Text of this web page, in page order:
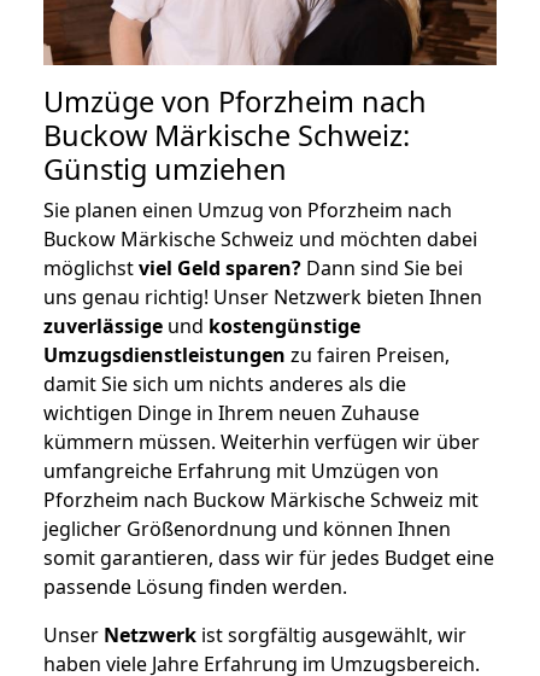
Umzüge von Pforzheim nach
Buckow Märkische Schweiz:
Günstig umziehen
Sie planen einen Umzug von Pforzheim nach
Buckow Märkische Schweiz und möchten dabei
möglichstviel Geld sparen? Dann sind Sie bei
uns genau richtig! Unser Netzwerk bieten Ihnen
zuverlässige und kostengünstige
Umzugsdienstleistungen zu fairen Preisen,
damit Sie sich um nichts anderes als die
wichtigen Dinge in Ihrem neuen Zuhause
kümmern müssen. Weiterhin verfügen wir über
umfangreiche Erfahrung mit Umzügen von
Pforzheim nach Buckow Märkische Schweiz mit
jeglicher Größenordnung und können Ihnen
somit garantieren, dass wir für jedes Budget eine
passende Lösung finden werden.
Unser Netzwerk ist sorgfältig ausgewählt, wir
haben viele Jahre Erfahrung im Umzugsbereich.